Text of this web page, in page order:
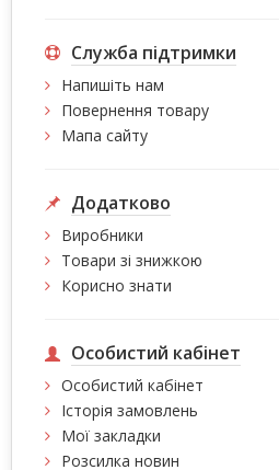
Служба підтримки
Напишіть нам
Повернення товару
Мапа сайту
Додатково
Виробники
Товари зі знижкою
Корисно знати
Особистий кабінет
Особистий кабінет
Історія замовлень
Мої закладки
Розсилка новин